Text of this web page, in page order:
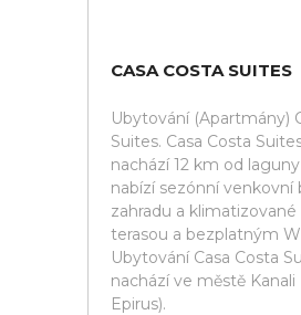
CASA COSTA SUITES
Ubytování (Apartmány)
Suites. Casa Costa
nachází 12 km od laguny
nabízí sezónní venkovní
zahradu a
terasou a bezplatným
Ubytování Casa Costa
nachází ve městě Kanali
Epirus).